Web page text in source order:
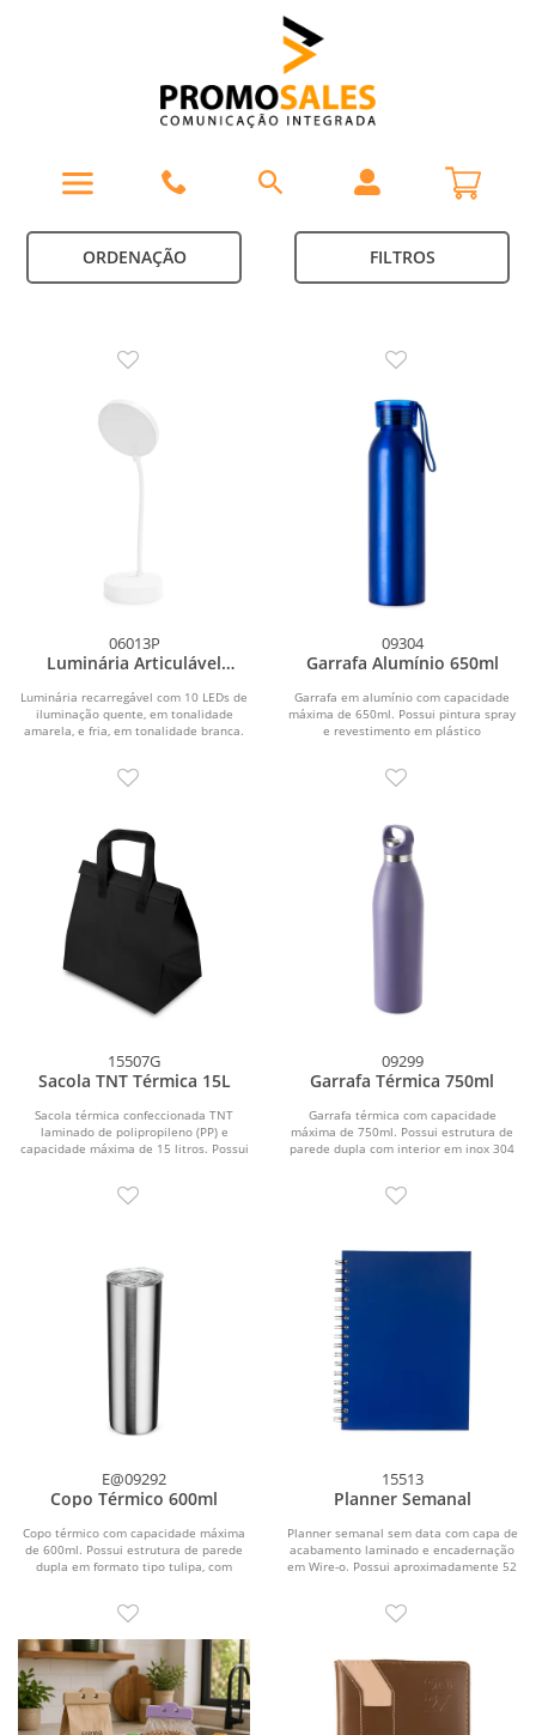
ORDENAÇÃO FILTROS
06013P
Luminária Articulável
Luminária recarregável com 10 LEDs de
iluminação quente, em tonalidade
amarela, e fria, em tonalidade branca.
09304
Garrafa Alumínio 650ml
Garrafa em alumínio com capacidade
máxima de 650ml. Possui pintura spray
e revestimento em plástico
15507G
Sacola TNT Térmica 15L
Sacola térmica confeccionada TNT
laminado de polipropileno (PP) e
capacidade máxima de 15 litros. Possui
09299
Garrafa Térmica 750ml
Garrafa térmica com capacidade
máxima de 750ml. Possui estrutura de
parede dupla com interior em inox 304
E@09292
Copo Térmico 600ml
Copo térmico com capacidade máxima
de 600ml. Possui estrutura de parede
dupla em formato tipo tulipa, com
15513
Planner Semanal
Planner semanal sem data com capa de
acabamento laminado e encadernação
em Wire-o. Possui aproximadamente 52